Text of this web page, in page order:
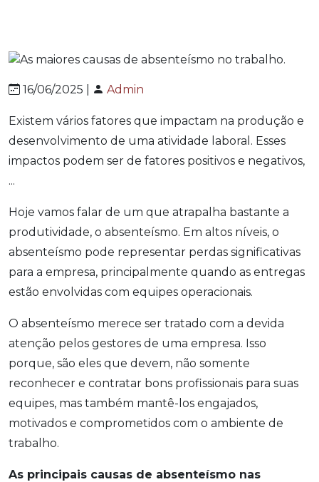
16/06/2025 | Admin
Existem vários fatores que impactam na produção e
desenvolvimento de uma atividade laboral. Esses
impactos podem ser de fatores positivos e negativos,
...
Hoje vamos falar de um que atrapalha bastante a
produtividade, o absenteísmo. Em altos níveis, o
absenteísmo pode representar perdas significativas
para a empresa, principalmente quando as entregas
estão envolvidas com equipes operacionais.
O absenteísmo merece ser tratado com a devida
atenção pelos gestores de uma empresa. Isso
porque, são eles que devem, não somente
reconhecer e contratar bons profissionais para suas
equipes, mas também mantê-los engajados,
motivados e comprometidos com o ambiente de
trabalho.
As principais causas de absenteísmo nas